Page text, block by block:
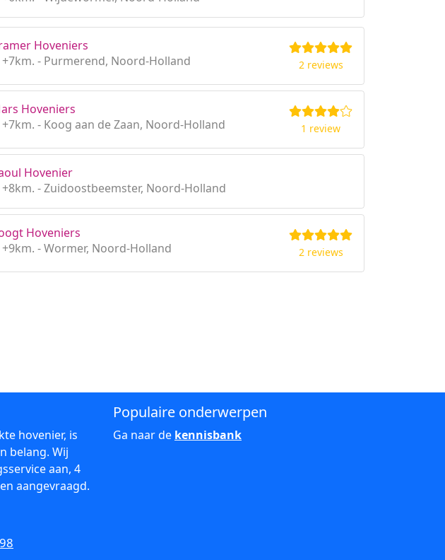
Hoveniers
+7km. - Purmerend, Noord-Holland
2 reviews
Hoveniers
+7km. - Koog aan de Zaan, Noord-Holland
1 review
Hovenier
+8km. - Zuidoostbeemster, Noord-Holland
Hoveniers
+9km. - Wormer, Noord-Holland
2 reviews
hovenier, is
belang. Wij
aan, 4
aangevraagd.
Populaire onderwerpen
Ga naar de kennisbank